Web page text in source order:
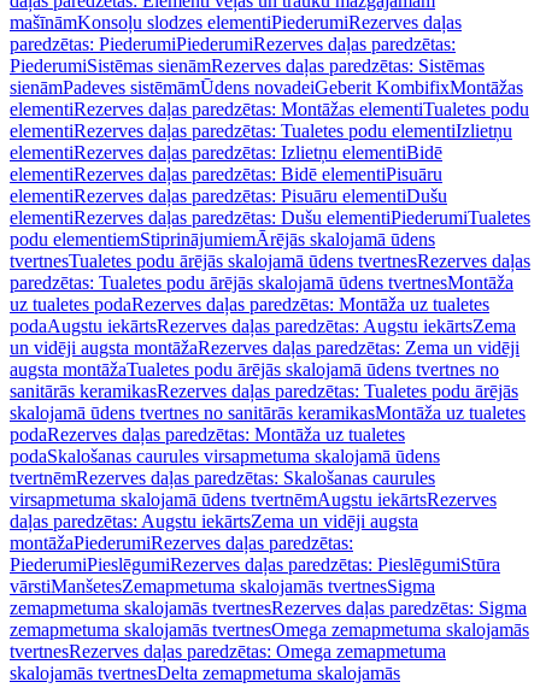
mašīnāmKonsoļu slodzes elementiPiederumiRezerves daļas
paredzētas: PiederumiPiederumiRezerves daļas paredzētas:
PiederumiSistēmas sienāmRezerves daļas paredzētas: Sistēmas
sienāmPadeves sistēmāmŪdens novadeiGeberit KombifixMontāžas
elementiRezerves daļas paredzētas: Montāžas elementiTualetes podu
elementiRezerves daļas paredzētas: Tualetes podu elementiIzlietņu
elementiRezerves daļas paredzētas: Izlietņu elementiBidē
elementiRezerves daļas paredzētas: Bidē elementiPisuāru
elementiRezerves daļas paredzētas: Pisuāru elementiDušu
elementiRezerves daļas paredzētas: Dušu elementiPiederumiTualetes
podu elementiemStiprinājumiemĀrējās skalojamā ūdens
tvertnesTualetes podu ārējās skalojamā ūdens tvertnesRezerves daļas
paredzētas: Tualetes podu ārējās skalojamā ūdens tvertnesMontāža
uz tualetes podaRezerves daļas paredzētas: Montāža uz tualetes
podaAugstu iekārtsRezerves daļas paredzētas: Augstu iekārtsZema
un vidēji augsta montāžaRezerves daļas paredzētas: Zema un vidēji
augsta montāžaTualetes podu ārējās skalojamā ūdens tvertnes no
sanitārās keramikasRezerves daļas paredzētas: Tualetes podu ārējās
skalojamā ūdens tvertnes no sanitārās keramikasMontāža uz tualetes
podaRezerves daļas paredzētas: Montāža uz tualetes
podaSkalošanas caurules virsapmetuma skalojamā ūdens
tvertnēmRezerves daļas paredzētas: Skalošanas caurules
virsapmetuma skalojamā ūdens tvertnēmAugstu iekārtsRezerves
daļas paredzētas: Augstu iekārtsZema un vidēji augsta
montāžaPiederumiRezerves daļas paredzētas:
PiederumiPieslēgumiRezerves daļas paredzētas: PieslēgumiStūra
vārstiManšetesZemapmetuma skalojamās tvertnesSigma
zemapmetuma skalojamās tvertnesRezerves daļas paredzētas: Sigma
zemapmetuma skalojamās tvertnesOmega zemapmetuma skalojamās
tvertnesRezerves daļas paredzētas: Omega zemapmetuma
skalojamās tvertnesDelta zemapmetuma skalojamās